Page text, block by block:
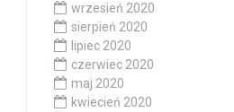
wrzesień 2020
sierpień 2020
lipiec 2020
czerwiec 2020
maj 2020
kwiecień 2020